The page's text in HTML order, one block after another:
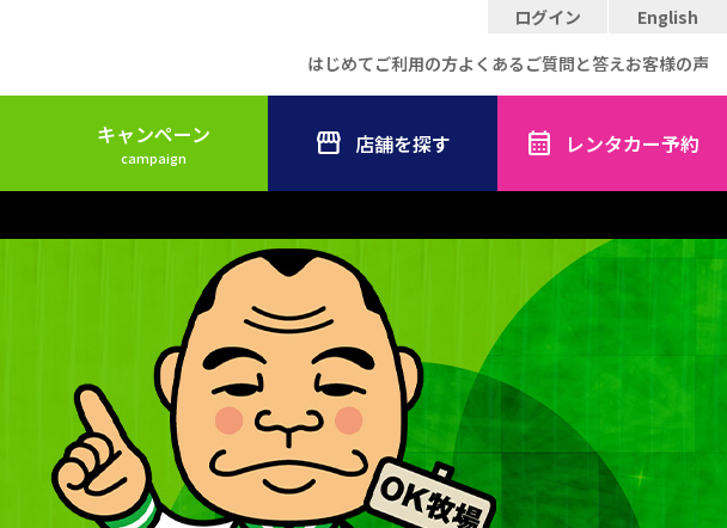
ログイン
English
はじめてご利用の方よくあるご質問と答えお客様の声
キャンペーン
campaign 店舗を探す レンタカー予約